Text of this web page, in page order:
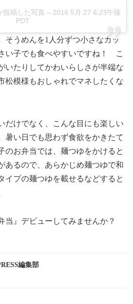
投稿した写真 – 2016 5月 27 6:23午後
PDT
そうめんを1人分ずつ小さなカッ
い子でも食べやすいですね！ こ
いたりしてかわいらしさが半端な
松模様もおしゃれでマネしたくな
だけでなく、こんな目にも楽しい
暑い日でも思わず食欲をかきたて
のお弁当では、麺つゆをかけると
あるので、あらかじめ麺つゆで和
イプの麺つゆを載せるなどすると
当』デビューしてみませんか？
編集部